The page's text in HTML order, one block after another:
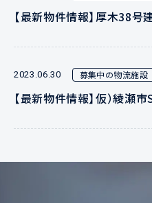
【最新物件情報】厚木38号
2023.06.30 募集中の物流施設
【最新物件情報】仮）綾瀬